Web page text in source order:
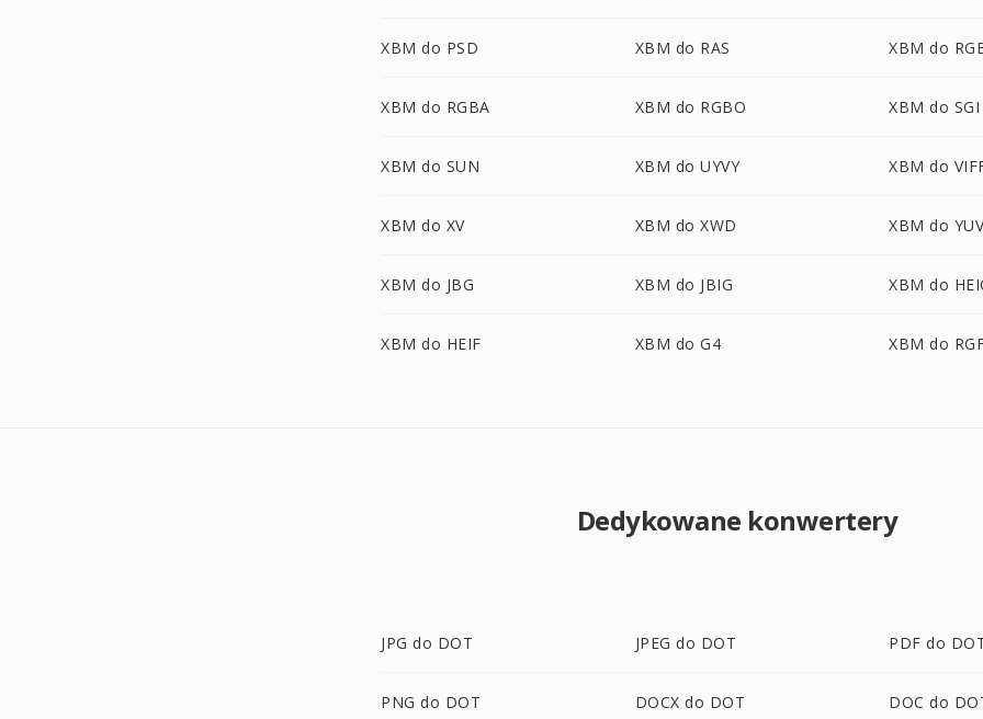
XBM do PSD XBM do RAS XBM do
XBM do RGBA XBM do RGBO XBM do SGI
XBM do SUN XBM do UYVY XBM do
XBM do XV XBM do XWD XBM do
XBM do JBG XBM do JBIG XBM do
XBM do HEIF XBM do G4 XBM do
Dedykowane konwertery
JPG do DOT JPEG do DOT PDF do
PNG do DOT DOCX do DOT DOC do